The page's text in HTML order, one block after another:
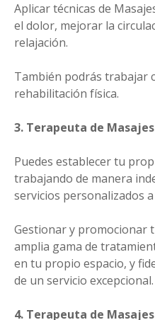
Aplicar técnicas de
el dolor, mejorar la
relajación.
También podrás trabajar
rehabilitación física.
3. Terapeuta de
Puedes establecer tu
trabajando de manera
servicios personalizados
Gestionar y promocionar
amplia gama de
en tu propio espacio, y
de un servicio excepcional.
4. Terapeuta de